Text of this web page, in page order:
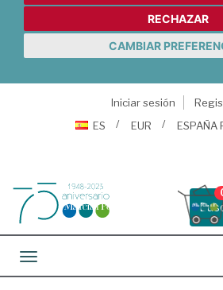
RECHAZAR
CAMBIAR
Iniciar sesión
ES
EUR ESPAÑA
Toggle navigation